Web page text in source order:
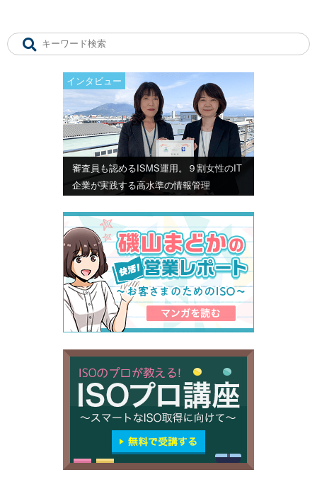
インタビュー
審査員も認めるISMS運用。９割女性のIT
企業が実践する高水準の情報管理